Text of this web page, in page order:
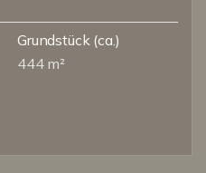
Grundstück(ca.)
444 m²